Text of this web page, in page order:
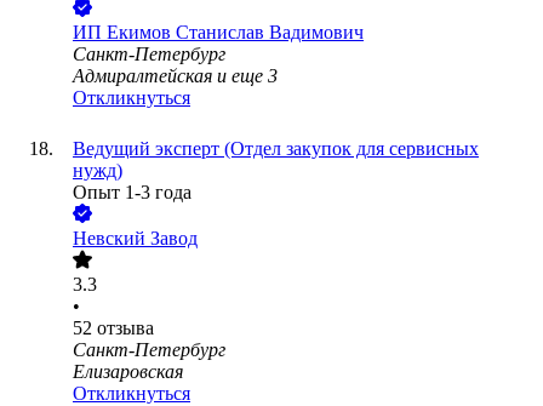
ИП Екимов Станислав Вадимович
Санкт-Петербург
Адмиралтейская и еще 3
Откликнуться
Ведущий эксперт (Отдел закупок для сервисных
нужд)
Опыт 1-3 года
Невский Завод
3.3
•
52 отзыва
Санкт-Петербург
Елизаровская
Откликнуться